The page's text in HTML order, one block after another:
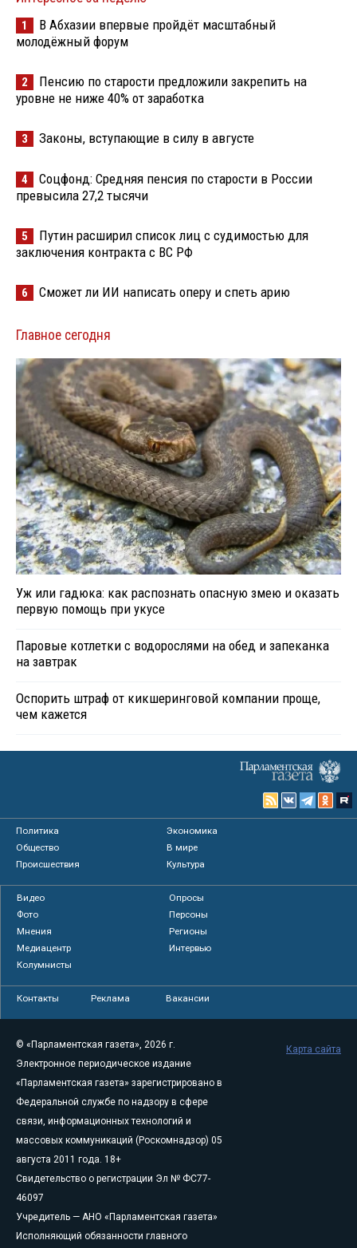
1
В Абхазии впервые пройдёт масштабный
молодёжный форум
2
Пенсию по старости предложили закрепить на
уровне не ниже 40% от заработка
3 Законы, вступающие в силу в августе
4
Соцфонд: Средняя пенсия по старости в России
превысила 27,2 тысячи
5
Путин расширил список лиц с судимостью для
заключения контракта с ВС РФ
6 Сможет ли ИИ написать оперу и спеть арию
Главное сегодня
Уж или гадюка: как распознать опасную змею и оказать
первую помощь при укусе
Паровые котлетки с водорослями на обед и запеканка
на завтрак
Оспорить штраф от кикшеринговой компании проще,
чем кажется
Политика
Экономика
Общество
В мире
Происшествия
Культура
Видео
Опросы
Фото
Персоны
Мнения
Регионы
Медиацентр
Интервью
Колумнисты
Контакты Реклама Вакансии
© «Парламентская газета», 2026 г.
Электронное периодическое издание
«Парламентская газета» зарегистрировано в
Федеральной службе по надзору в сфере
связи, информационных технологий и
массовых коммуникаций (Роскомнадзор) 05
августа 2011 года. 18+
Свидетельство о регистрации Эл № ФС77-
46097
Учредитель — АНО «Парламентская газета»
Исполняющий обязанности главного
Карта сайта